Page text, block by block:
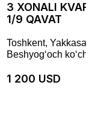
3 XONALI
1/9 QAVAT
Toshkent,
Beshyogʻoch
1 200 USD